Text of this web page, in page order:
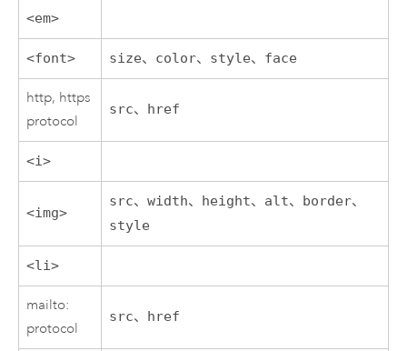
<em>
<font> size、color、style、face
http, https
protocol
src、href
<i>
<img>
src、width、height、alt、border、
style
<li>
mailto:
protocol
src、href